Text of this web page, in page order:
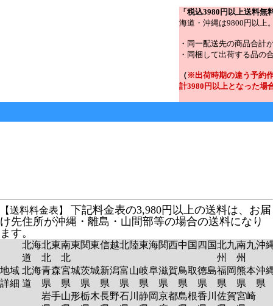
「税込3980円以上送料
海道・沖縄は9800円以上
・同一配送先の商品合計
・同梱して出荷する品の
（ ※出荷時期の違う予約
計3980円以上となった場
【送料料金表】
下記料金表の3,980円以上の送料は、お届
け先住所が沖縄・離島・山間部等の場合の送料になり
ます。
北海
道
北東
北
南東
北
関東信越北陸東海関西中国 四国北九
州
南九
州
沖
地域
詳細
北海
道
青森
県
岩手
宮城
県
山形
茨城
県
栃木
新潟
県
長野
富山
県
石川
岐阜
県
静岡
滋賀
県
京都
鳥取
県
島根
徳島
県
香川
福岡
県
佐賀
熊本
県
宮崎
沖